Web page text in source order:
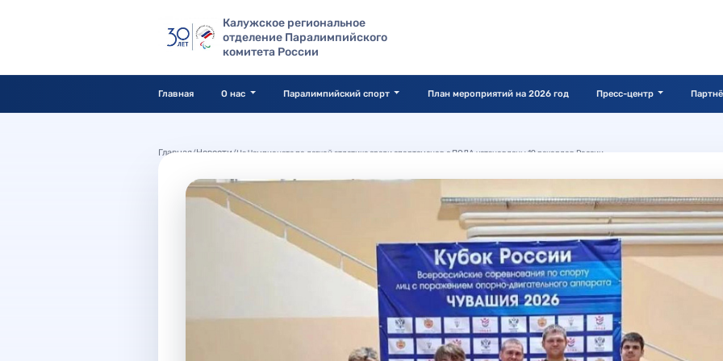
Калужское региональное
отделение Паралимпийского
комитета России
Главная О нас Паралимпийский спорт План мероприятий на 2026 год Пресс-центр
Главная/Новости /На Чемпионате по легкой атлетике среди спортсменов с ПОДА установлены 19 рекордов России